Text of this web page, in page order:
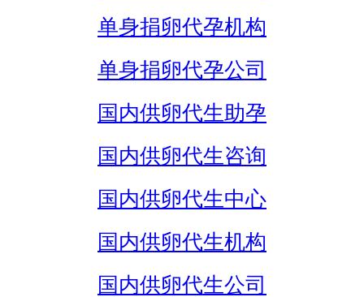
单身捐卵代孕机构
单身捐卵代孕公司
国内供卵代生助孕
国内供卵代生咨询
国内供卵代生中心
国内供卵代生机构
国内供卵代生公司